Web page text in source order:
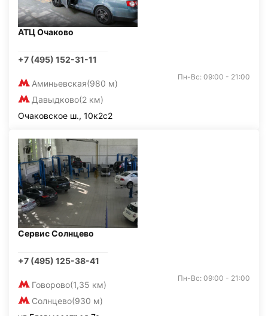
АТЦ Очаково
+7 (495) 152-31-11
Аминьевская(980 м)
Давыдково(2 км)
Пн-Вс: 09:00 - 21:00
Очаковское ш., 10к2с2
Сервис Солнцево
+7 (495) 125-38-41
Говорово(1,35 км)
Солнцево(930 м)
Пн-Вс: 09:00 - 21:00